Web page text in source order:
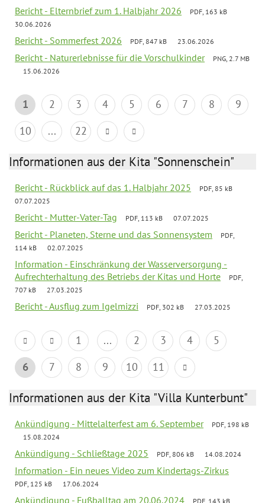
Bericht - Elternbrief zum 1. Halbjahr 2026
PDF, 163 kB
30.06.2026
Bericht - Sommerfest 2026 PDF, 847 kB 23.06.2026
Bericht - Naturerlebnisse für die Vorschulkinder
PNG, 2.7 MB
15.06.2026
1 2 3 4 5 6 7 8
9
10
... 22
Informationen aus der Kita "Sonnenschein"
Bericht - Rückblick auf das 1. Halbjahr 2025
PDF, 85 kB
07.07.2025
Bericht - Mutter-Vater-Tag PDF, 113 kB 07.07.2025
Bericht - Planeten, Sterne und das Sonnensystem
PDF,
114 kB
02.07.2025
Information - Einschränkung der Wasserversorgung -
Aufrechterhaltung des Betriebs der Kitas und Horte
PDF,
707 kB
27.03.2025
Bericht - Ausflug zum Igelmizzi PDF, 302 kB 27.03.2025
1 ... 2 3 4
5
6
7 8 9 10 11
Informationen aus der Kita "Villa Kunterbunt"
Ankündigung - Mittelalterfest am 6. September
PDF, 198 kB
15.08.2024
Ankündigung - Schließtage 2025 PDF, 806 kB 14.08.2024
Information - Ein neues Video zum Kindertags-Zirkus
PDF, 125 kB 17.06.2024
Ankündigung - Fußballtag am 20.06.2024 PDF, 143 kB